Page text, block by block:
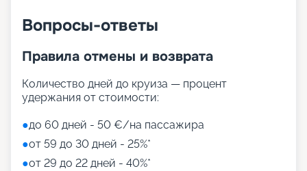
Вопросы-ответы
Правила отмены и возврата
Количество дней до круиза — процент
удержания от стоимости:
●до 60 дней - 50 €/на пассажира
●от 59 до 30 дней - 25%*
●от 29 до 22 дней - 40%*